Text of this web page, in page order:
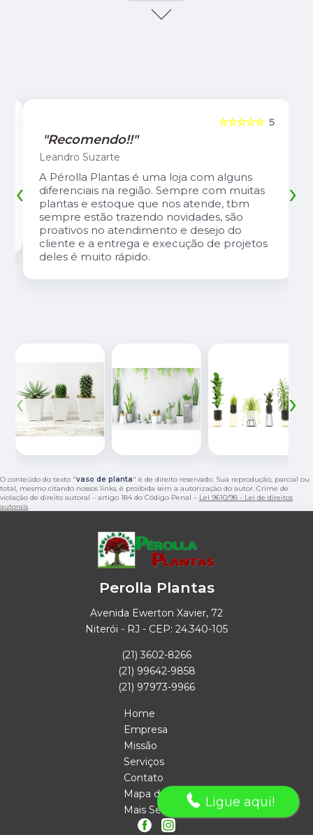
5
☆☆☆☆☆
"Recomendo!!"
Leandro Suzarte
A Pérolla Plantas é uma loja com alguns
diferenciais na região. Sempre com muitas
plantas e estoque que nos atende, tbm
sempre estão trazendo novidades, são
proativos no atendimento e desejo do
cliente e a entrega e execução de projetos
deles é muito rápido.
‹ ›
‹ ›
O conteúdo do texto "vaso de planta" é de direito reservado. Sua reprodução, parcial ou
total, mesmo citando nossos links, é proibida sem a autorização do autor. Crime de
violação de direito autoral – artigo 184 do Código Penal – Lei 9610/98 - Lei de direitos
autorais
Perolla Plantas
Avenida Ewerton Xavier, 72
Niterói - RJ - CEP: 24.340-105
(21) 3602-8266
(21) 99642-9858
(21) 97973-9966
Home
Empresa
Missão
Serviços
Contato
Mapa do site
Mais Serviços
Ligue aqui!